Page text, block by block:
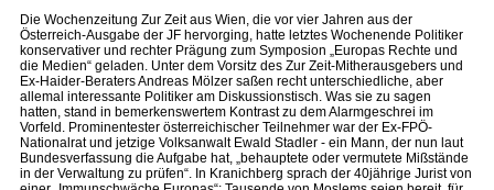
Die Wochenzeitung Zur Zeit aus Wien, die vor vier Jahren aus der
Österreich-Ausgabe der JF hervorging, hatte letztes Wochenende Politiker
konservativer und rechter Prägung zum Symposion „Europas Rechte und
die Medien“ geladen. Unter dem Vorsitz des Zur Zeit-Mitherausgebers und
Ex-Haider-Beraters Andreas Mölzer saßen recht unterschiedliche, aber
allemal interessante Politiker am Diskussionstisch. Was sie zu sagen
hatten, stand in bemerkenswertem Kontrast zu dem Alarmgeschrei im
Vorfeld. Prominentester österreichischer Teilnehmer war der Ex-FPÖ-
Nationalrat und jetzige Volksanwalt Ewald Stadler - ein Mann, der nun laut
Bundesverfassung die Aufgabe hat, „behauptete oder vermutete Mißstände
in der Verwaltung zu prüfen“. In Kranichberg sprach der 40jährige Jurist von